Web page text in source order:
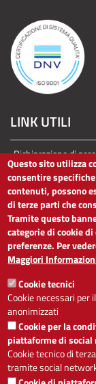
LINK UTILI
Dichiarazione di
Obiettivi di
Segnalaci problemi
Note legali
Privacy
Accesso riservato
ACCESSIBILITÀ
- A
Alto contrasto
Questo sito utilizza
consentire
contenuti, possono
di terze parti che
Tramite questo
categorie di cookie
preferenze. Per
Maggiori
Cookie tecnici
Cookie necessari per
anonimizzati
Cookie per la
piattaforme di
Cookie tecnico di
tramite social